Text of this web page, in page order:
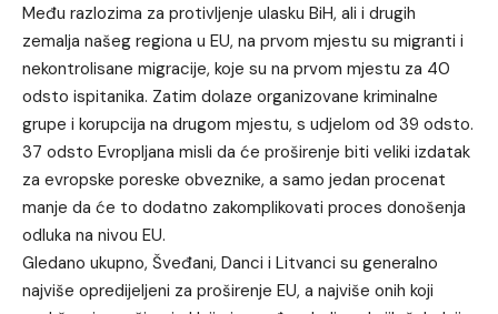
Među razlozima za protivljenje ulasku BiH, ali i drugih
zemalja našeg regiona u EU, na prvom mjestu su migranti i
nekontrolisane migracije, koje su na prvom mjestu za 40
odsto ispitanika. Zatim dolaze organizovane kriminalne
grupe i korupcija na drugom mjestu, s udjelom od 39 odsto.
37 odsto Evropljana misli da će proširenje biti veliki izdatak
za evropske poreske obveznike, a samo jedan procenat
manje da će to dodatno zakomplikovati proces donošenja
odluka na nivou EU.
Gledano ukupno, Šveđani, Danci i Litvanci su generalno
najviše opredijeljeni za proširenje EU, a najviše onih koji